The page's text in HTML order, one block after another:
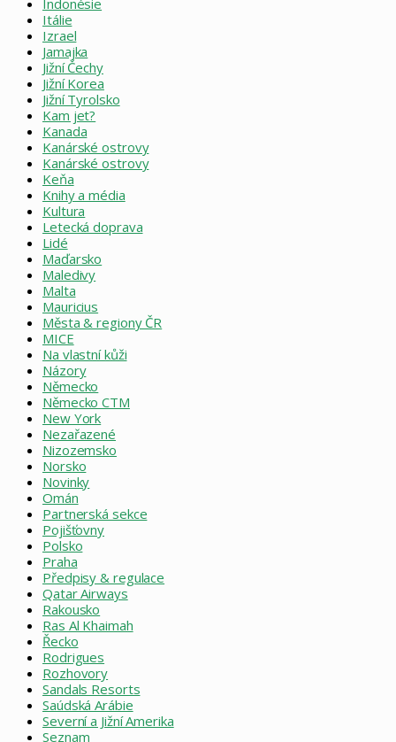
Indonésie
Itálie
Izrael
Jamajka
Jižní Čechy
Jižní Korea
Jižní Tyrolsko
Kam jet?
Kanada
Kanárské ostrovy
Kanárské ostrovy
Keňa
Knihy a média
Kultura
Letecká doprava
Lidé
Maďarsko
Maledivy
Malta
Mauricius
Města & regiony ČR
MICE
Na vlastní kůži
Názory
Německo
Německo CTM
New York
Nezařazené
Nizozemsko
Norsko
Novinky
Omán
Partnerská sekce
Pojišťovny
Polsko
Praha
Předpisy & regulace
Qatar Airways
Rakousko
Ras Al Khaimah
Řecko
Rodrigues
Rozhovory
Sandals Resorts
Saúdská Arábie
Severní a Jižní Amerika
Seznam